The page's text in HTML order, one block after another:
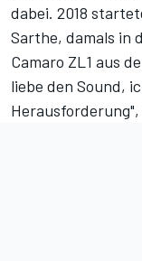
dabei. 2018
Sarthe, damals in
Camaro ZL1 aus
liebe den Sound,